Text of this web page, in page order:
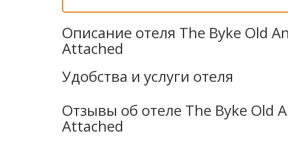
Описание отеля The Byke Old
Attached
Удобства и услуги отеля
Отзывы об отеле The Byke Old
Attached